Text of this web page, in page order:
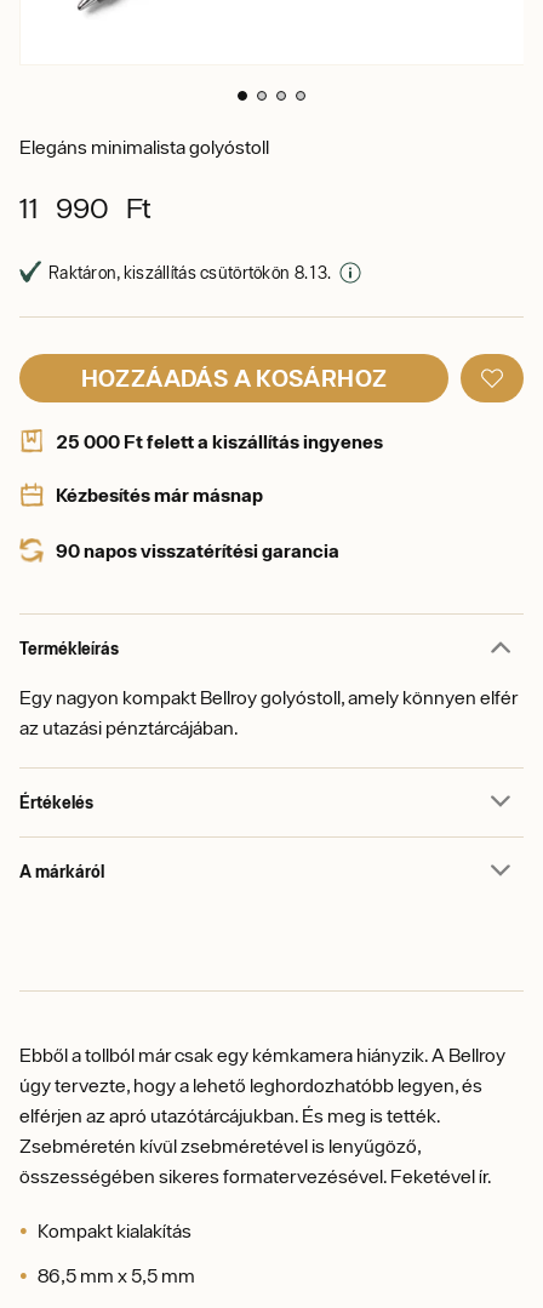
Elegáns minimalista golyóstoll
11 990 Ft
Raktáron, kiszállítás csütörtökön 8. 13.
HOZZÁADÁS A KOSÁRHOZ
25 000 Ft felett a kiszállítás ingyenes
Kézbesítés már másnap
90 napos visszatérítési garancia
Termékleírás
Egy nagyon kompakt Bellroy golyóstoll, amely könnyen elfér
az utazási pénztárcájában.
Értékelés
A márkáról
Ebből a tollból már csak egy kémkamera hiányzik. A Bellroy
úgy tervezte, hogy a lehető leghordozhatóbb legyen, és
elférjen az apró utazótárcájukban. És meg is tették.
Zsebméretén kívül zsebméretével is lenyűgöző,
összességében sikeres formatervezésével. Feketével ír.
Kompakt kialakítás
86,5 mm x 5,5 mm